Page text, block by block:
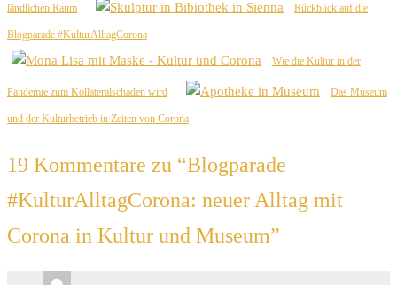
ländlichen Raum Rückblick auf die
Blogparade #KulturAlltagCorona
Wie die Kultur in der
Pandemie zum Kollateralschaden wird Das Museum
und der Kulturbetrieb in Zeiten von Corona
19 Kommentare zu “Blogparade
#KulturAlltagCorona: neuer Alltag mit
Corona in Kultur und Museum”